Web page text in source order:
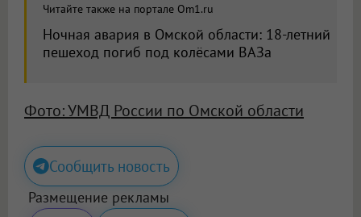
Читайте также на портале Om1.ru
Ночная авария в Омской области: 18-летний
пешеход погиб под колёсами ВАЗа
Фото: УМВД России по Омской области
Сообщить новость
Размещение рекламы